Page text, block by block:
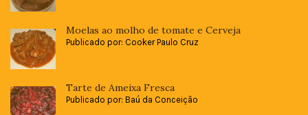
Moelas ao molho de tomate e Cerveja
Publicado por: Cooker Paulo Cruz
Tarte de Ameixa Fresca
Publicado por: Baú da Conceição